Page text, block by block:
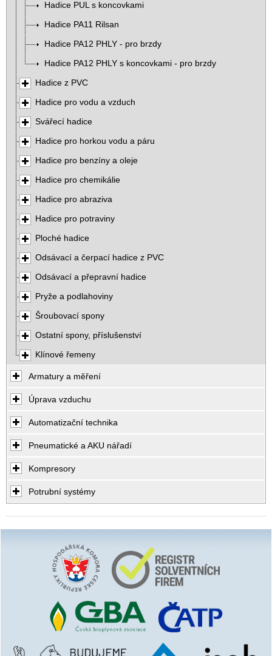
Hadice PUL s koncovkami
Hadice PA11 Rilsan
Hadice PA12 PHLY - pro brzdy
Hadice PA12 PHLY s koncovkami - pro brzdy
Hadice z PVC
Hadice pro vodu a vzduch
Svářecí hadice
Hadice pro horkou vodu a páru
Hadice pro benzíny a oleje
Hadice pro chemikálie
Hadice pro abraziva
Hadice pro potraviny
Ploché hadice
Odsávací a čerpací hadice z PVC
Odsávací a přepravní hadice
Pryže a podlahoviny
Šroubovací spony
Ostatní spony, příslušenství
Klínové řemeny
Armatury a měření
Úprava vzduchu
Automatizační technika
Pneumatické a AKU nářadí
Kompresory
Potrubní systémy